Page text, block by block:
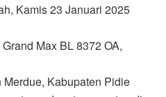
Kamis 23 Januari 2025
Max BL 8372 OA,
Kabupaten Pidie